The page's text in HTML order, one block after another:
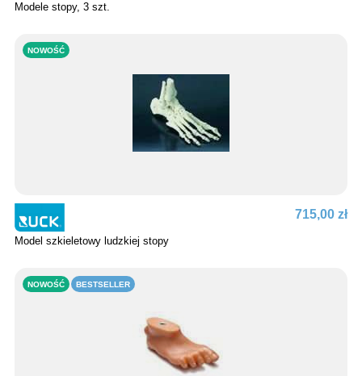
Modele stopy, 3 szt.
NOWOŚĆ
Model szkieletowy ludzkiej stopy
715,00 zł
NOWOŚĆ BESTSELLER